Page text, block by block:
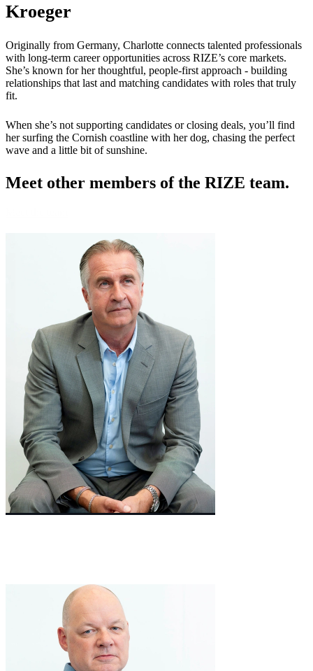
Kroeger
Originally from Germany, Charlotte connects talented professionals
with long-term career opportunities across RIZE’s core markets.
She’s known for her thoughtful, people-first approach - building
relationships that last and matching candidates with roles that truly
fit.
When she’s not supporting candidates or closing deals, you’ll find
her surfing the Cornish coastline with her dog, chasing the perfect
wave and a little bit of sunshine.
Meet other members of the RIZE team.